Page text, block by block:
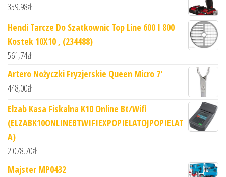
359,98zł
Hendi Tarcze Do Szatkownic Top Line 600 I 800
Kostek 10X10 , (234488)
561,74zł
Artero Nożyczki Fryzjerskie Queen Micro 7'
448,00zł
Elzab Kasa Fiskalna K10 Online Bt/Wifi
(ELZABK10ONLINEBTWIFIEXPOPIELATOJPOPIELAT
A)
2 078,70zł
Majster MP0432